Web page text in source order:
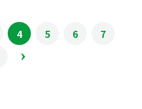
4 5 6
7